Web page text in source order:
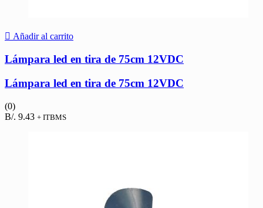
Añadir al carrito
Lámpara led en tira de 75cm 12VDC
Lámpara led en tira de 75cm 12VDC
(0)
B/. 9.43 + ITBMS